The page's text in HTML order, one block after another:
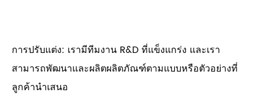
การปรับแต่ง: เรามีทีมงาน R&D ที่แข็งแกร่ง และเรา
สามารถพัฒนาและผลิตผลิตภัณฑ์ตามแบบหรือตัวอย่างที่
ลูกค้านำเสนอ